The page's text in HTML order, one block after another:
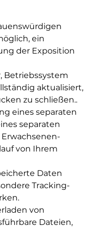
ein
der Exposition
Betriebssystem
aktualisiert,
zu schließen..
eines separaten
separaten
von Ihrem
Daten
Tracking-
von
Dateien,